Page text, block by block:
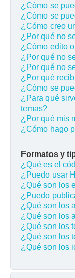
¿Cómo se
¿Cómo se
¿Cómo creo
¿Por qué no
¿Cómo edito
¿Por qué no
¿Por qué no
¿Por qué
¿Cómo se
¿Para qué
temas?
¿Por qué mis
¿Cómo hago
Formatos y
¿Qué es el
¿Puedo usar
¿Qué son los
¿Puedo
¿Qué son los
¿Qué son los
¿Qué son los
¿Qué son los
¿Qué son los